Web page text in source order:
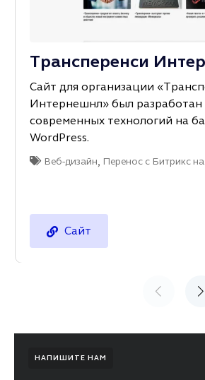
Трансперенси
Сайт для организации
Интернешнл» был
современных технологий на
WordPress.
Веб-дизайн, Перенос с Битрикс
Сайт
НАПИШИТЕ НАМ